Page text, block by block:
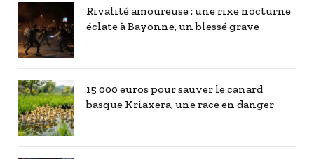
Rivalité amoureuse : une rixe nocturne
éclate à Bayonne, un blessé grave
15 000 euros pour sauver le canard
basque Kriaxera, une race en danger